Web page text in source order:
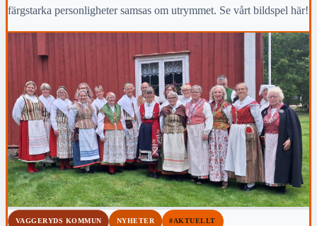
färgstarka personligheter samsas om utrymmet. Se vårt bildspel här!
VAGGERYDS KOMMUN NYHETER #AKTUELLT